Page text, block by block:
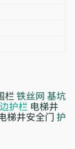
栏 铁丝网 基坑
护栏 电梯井
梯井安全门 护